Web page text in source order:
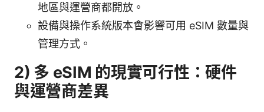
地區與運營商都開放。
設備與操作系統版本會影響可用 eSIM 數量與
管理方式。
2) 多 eSIM 的現實可行性：硬件
與運營商差異